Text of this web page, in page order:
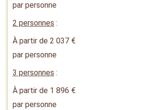
par personne
2 personnes :
À partir de 2 037 €
par personne
3 personnes :
À partir de 1 896 €
par personne